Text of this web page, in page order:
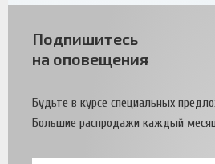
Подпишитесь
на оповещения
Будьте в курсе специальных
Большие распродажи каждый